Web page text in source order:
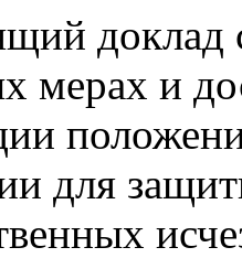
мерах и
для